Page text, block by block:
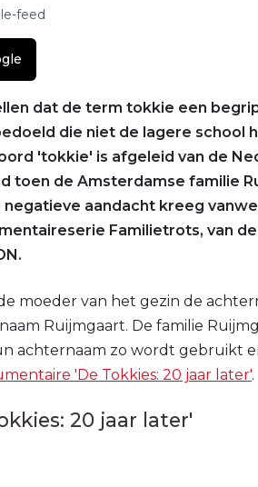
feed
dat de term tokkie een
die niet de lagere school
'tokkie' is afgeleid van de
toen de Amsterdamse familie
aandacht kreeg
Familietrots, van
moeder van het gezin de
Ruijmgaart. De familie
achternaam zo wordt gebruikt
'De Tokkies: 20 jaar later'.
20 jaar later'